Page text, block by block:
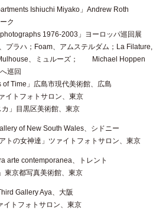
Ishiuchi Miyako」Andrew Roth
ク
1976-2003」ヨーロッパ巡回展
プラハ；Foam、アムステルダム；La Filature,
、ミュルーズ； Michael Hoppen
巡回
of Time」広島市現代美術館、広島
イトフォトサロン、東京
カ」目黒区美術館、東京
of New South Wales、シドニー
トの女神達」ツァイトフォトサロン、東京
arte contemporanea、トレント
東京都写真美術館、東京
Gallery Aya、大阪
イトフォトサロン、東京